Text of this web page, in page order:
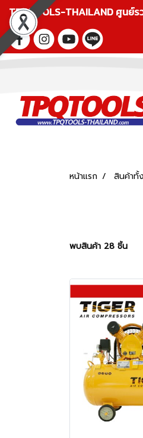
TPQTOOLS-THAILAND ศูนย์
หน้าแรก สินค้าทั้
พบสินค้า 28 ชิ้น